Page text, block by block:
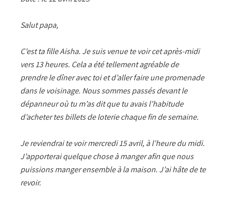
Salut papa,
C’est ta fille Aisha. Je suis venue te voir cet après-midi
vers 13 heures. Cela a été tellement agréable de
prendre le dîner avec toi et d’aller faire une promenade
dans le voisinage. Nous sommes passés devant le
dépanneur où tu m’as dit que tu avais l’habitude
d’acheter tes billets de loterie chaque fin de semaine.
Je reviendrai te voir mercredi 15 avril, à l’heure du midi.
J’apporterai quelque chose à manger afin que nous
puissions manger ensemble à la maison. J’ai hâte de te
revoir.